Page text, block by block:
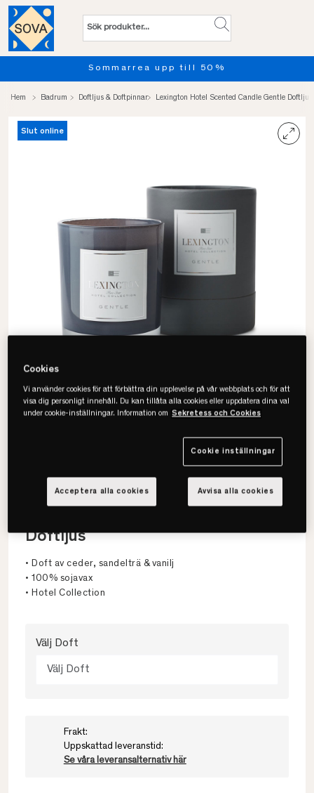
Sommarrea upp till 50%
Hem Badrum Doftljus & Doftpinnar Lexington Hotel Scented Candle Gentle Doftljus
Slut online
Lexington
Doftljus
• Doft av ceder, sandelträ & vanilj
• 100% sojavax
• Hotel Collection
Välj Doft
Välj Doft
Frakt:
Uppskattad leveranstid:
Se våra leveransalternativ här
Cookies
Vi använder cookies för att förbättra din upplevelse på vår webbplats och för att
visa dig personligt innehåll. Du kan tillåta alla cookies eller uppdatera dina val
under cookie-inställningar. Information om Sekretess och Cookies
Cookie inställningar
Avvisa alla cookies
Acceptera alla cookies